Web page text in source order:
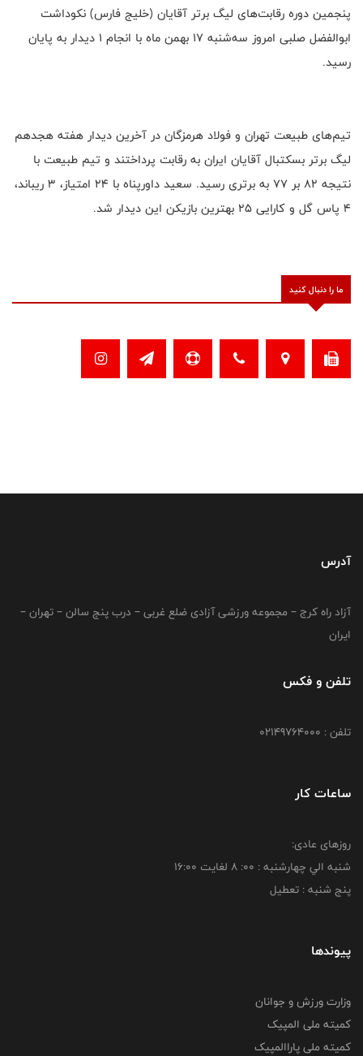
پنجمین دوره رقابت‌های لیگ برتر آقایان (خلیج فارس) نکوداشت
ابوالفضل صلبی امروز سه‌شنبه ۱۷ بهمن ماه با انجام ۱ دیدار به پایان
رسید.
تیم‌های طبیعت تهران و فولاد هرمزگان در آخرین دیدار هفته هجدهم
لیگ برتر بسکتبال آقایان ایران به رقابت پرداختند و تیم طبیعت با
نتیجه ۸۲ بر ۷۷ به برتری رسید. سعيد داورپناه با ۲۴ امتیاز، ۳ ریباند،
۴ پاس گل و کارایی ۲۵ بهترین بازیکن این دیدار شد.
ما را دنبال کنید
آدرس
آزاد راه کرج – مجموعه ورزشی آزادی ضلع غربی – درب پنج سالن – تهران –
ایران
تلفن و فکس
تلفن : 02149764000
ساعات کار
روزهای عادی:
شنبه الي چهارشنبه : 00: 8 لغايت 16:00
پنج شنبه : تعطیل
پیوندها
وزارت ورزش و جوانان
کمیته ملی المپیک
کمیته ملی پاراالمپیک